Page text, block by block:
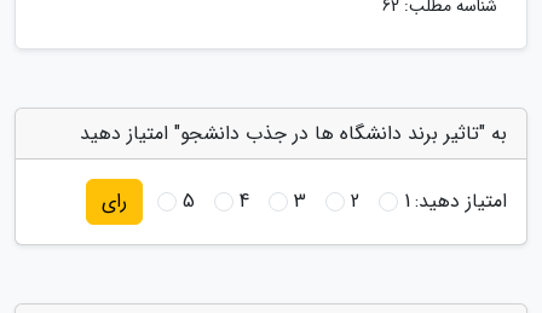
شناسه مطلب: 62
به "تاثیر برند دانشگاه ها در جذب دانشجو" امتیاز دهید
امتیاز دهید:1
2
3
4
5 رای